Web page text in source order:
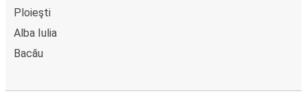
Ploieşti
Alba Iulia
Bacău